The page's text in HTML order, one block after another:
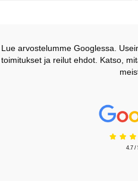
Lue arvostelumme Googlessa.
toimitukset ja reilut ehdot. Katso,
4.7 /